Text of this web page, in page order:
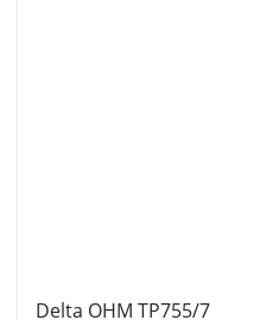
Delta OHM TP755/7